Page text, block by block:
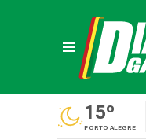
15º
PORTO ALEGRE